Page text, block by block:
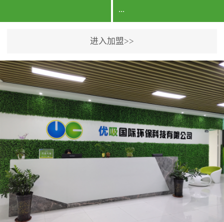
...
专利保护优势、双甲资质
企业（“室内环境净化治理
甲级施工资质”“室内环境
污染治理资质等级证
书”）、拥有多名高级《环
境工程高级工程师》室内
空气治理资格认证的治理
人员、掌握室内空气净化
治理实用技术和五项专利
技术、八项计算机软件著
作权登记证书等。研发实
进入加盟>>